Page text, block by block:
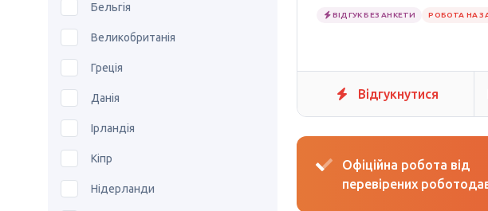
Бельгія
Великобританія
Греція
Данія
Ірландія
Кіпр
Нідерланди
ВІДГУК БЕЗ АНКЕТИ РОБОТА НА
Відгукнутися
Офіційна робота від
перевірених